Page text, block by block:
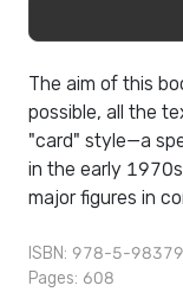
The aim of this
possible, all the
"card" style—a
in the early
major figures in
ISBN: 978-5-
Pages: 608